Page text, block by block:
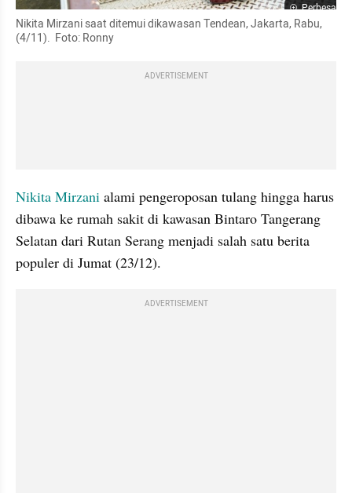
Perbesar
Nikita Mirzani saat ditemui dikawasan Tendean, Jakarta, Rabu,
(4/11).  Foto: Ronny
ADVERTISEMENT
Nikita Mirzani alami pengeroposan tulang hingga harus
dibawa ke rumah sakit di kawasan Bintaro Tangerang
Selatan dari Rutan Serang menjadi salah satu berita
populer di Jumat (23/12).
ADVERTISEMENT